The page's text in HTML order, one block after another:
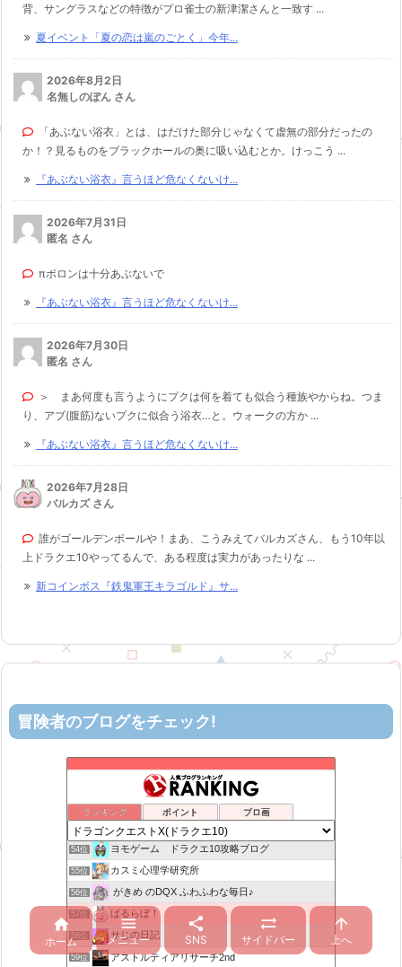
背、サングラスなどの特徴がプロ雀士の新津潔さんと一致す ...
夏イベント「夏の恋は嵐のごとく」今年...
2026年8月2日
名無しのぽん さん
「あぶない浴衣」とは、はだけた部分じゃなくて虚無の部分だったの
か！？見るものをブラックホールの奥に吸い込むとか。けっこう ...
『あぶない浴衣』言うほど危なくないけ...
2026年7月31日
匿名 さん
πポロンは十分あぶないで
『あぶない浴衣』言うほど危なくないけ...
2026年7月30日
匿名 さん
＞ まあ何度も言うようにプクは何を着ても似合う種族やからね。つま
り、アブ(腹筋)ないプクに似合う浴衣…と。ウォークの方か ...
『あぶない浴衣』言うほど危なくないけ...
2026年7月28日
バルカズ さん
誰がゴールデンボールや！まあ、こうみえてバルカズさん、もう10年以
上ドラクエ10やってるんで、ある程度は実力があったりな ...
新コインボス『鉄鬼軍王キラゴルド』サ...
冒険者のブログをチェック!
ランキング ポイント ブロ画
リホレイショ・ゲームブログ
52位 6×9=54 ドラクエ10
53位 机上の空論-DQ10エアプ日記
54位 ヨモゲーム ドラクエ10攻略ブログ
55位 カスミ心理学研究所
56位 がきめ のDQX ふわふわな毎日♪
57位 ばるらぼ！
58位 サじの日記
59位 アストルティアリサーチ2nd

ホーム

メニュー

SNS

サイドバー

上へ